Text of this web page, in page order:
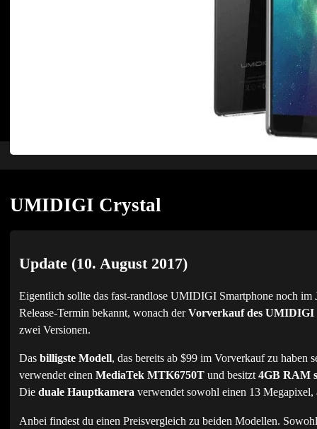
UMIDIGI Crystal
Update (10. August 2017)
Eigentlich sollte das fast-randlose UMIDIGI Smartphone noch
Release-Termin bekannt, wonach derVorverkauf des UMIDIGI
zwei Versionen.
Das billigste Modell, das bereits ab $99 im Vorverkauf zu haben
verwendet einen MediaTek MTK6750T und besitzt4GB RAM
Die duale Hauptkamera verwendet sowohl einen 13
Anbei findest du einen Preisvergleich zu beiden Modellen.